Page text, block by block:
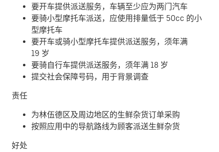
要开车提供派送服务，车辆至少应为两门汽车
要骑小型摩托车派送，应使用排量低于 50cc 的小
型摩托车
要开车或骑小型摩托车提供派送服务，须年满
19 岁
要骑自行车提供派送服务，须年满 18 岁
提交社会保障号码，用于背景调查
责任
为林伍德区及周边地区的生鲜杂货订单采购
按照应用中的导航路线为顾客派送生鲜杂货
好处